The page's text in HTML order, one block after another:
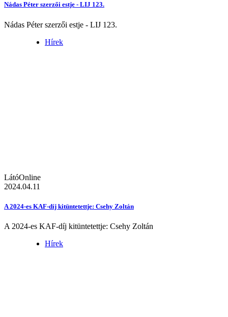
Nádas Péter szerzői estje - LIJ 123.
Nádas Péter szerzői estje - LIJ 123.
Hírek
LátóOnline
2024.04.11
A 2024-es KAF-díj kitüntetettje: Csehy Zoltán
A 2024-es KAF-díj kitüntetettje: Csehy Zoltán
Hírek